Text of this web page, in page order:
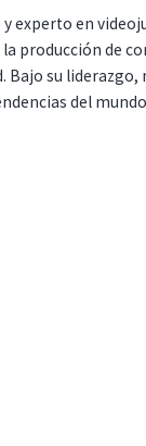
experto en
producción de
Bajo su
del